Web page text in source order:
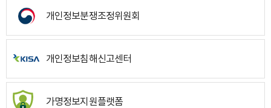
개인정보분쟁조정위원회
개인정보침해신고센터
가명정보지원플랫폼